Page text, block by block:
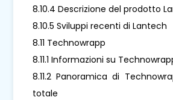
8.10.4 Descrizione del prodotto
8.10.5 Sviluppi recenti di Lantech
8.11 Technowrapp
8.11.1 Informazioni su
8.11.2 Panoramica di
totale